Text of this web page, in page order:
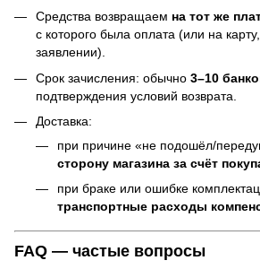
Средства возвращаем на тот же
с которого была оплата (или на
заявлении).
Срок зачисления: обычно 3–10
подтверждения условий возврата.
Доставка:
при причине «не подошёл/
сторону магазина за счёт
при браке или ошибке
транспортные расходы
FAQ — частые вопросы